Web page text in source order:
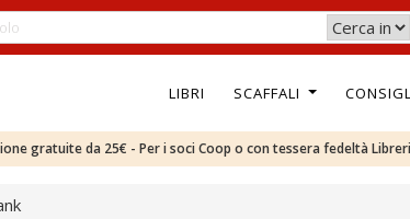
LIBRI SCAFFALI
gratuite da 25€ - Per i soci Coop o con tessera fedeltà